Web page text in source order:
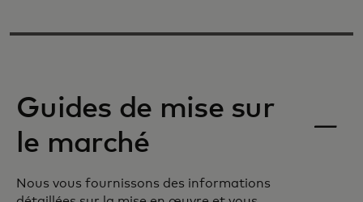
Guides de mise sur
le marché
Nous vous fournissons des informations